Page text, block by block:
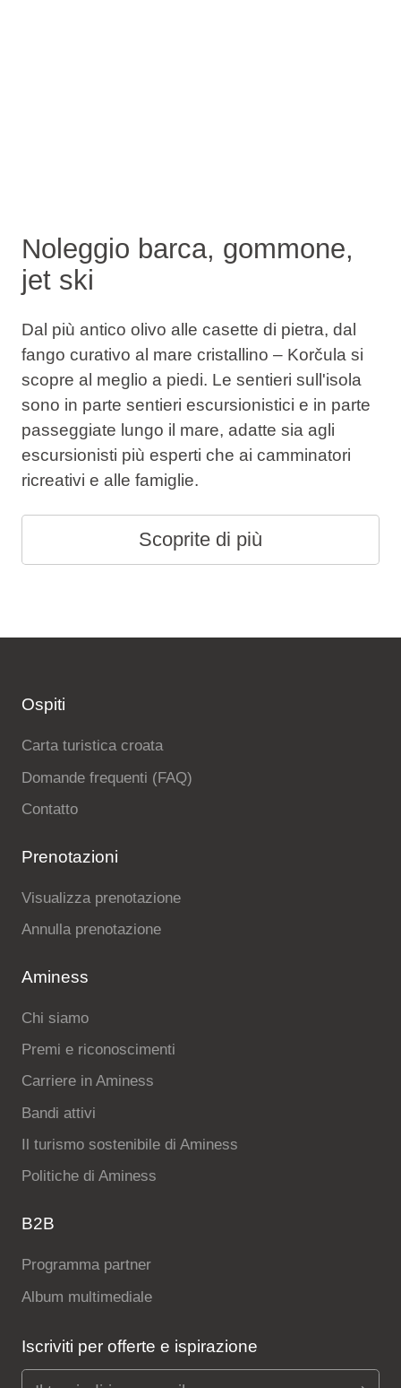
Noleggio barca, gommone,
jet ski
Dal più antico olivo alle casette di pietra, dal
fango curativo al mare cristallino – Korčula si
scopre al meglio a piedi. Le sentieri sull'isola
sono in parte sentieri escursionistici e in parte
passeggiate lungo il mare, adatte sia agli
escursionisti più esperti che ai camminatori
ricreativi e alle famiglie.
Scoprite di più
Ospiti
Carta turistica croata
Domande frequenti (FAQ)
Contatto
Prenotazioni
Visualizza prenotazione
Annulla prenotazione
Aminess
Chi siamo
Premi e riconoscimenti
Carriere in Aminess
Bandi attivi
Il turismo sostenibile di Aminess
Politiche di Aminess
B2B
Programma partner
Album multimediale
Iscriviti per offerte e ispirazione